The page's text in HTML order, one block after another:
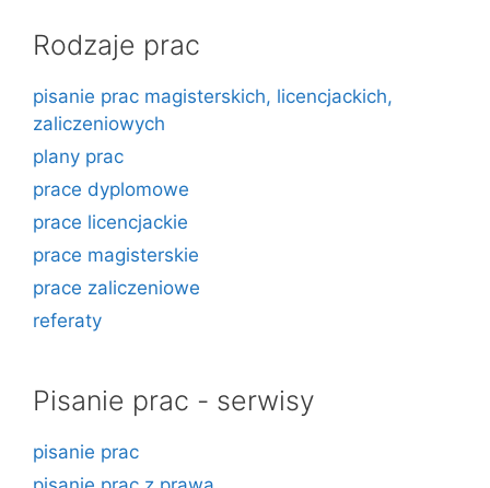
Rodzaje prac
pisanie prac magisterskich, licencjackich,
zaliczeniowych
plany prac
prace dyplomowe
prace licencjackie
prace magisterskie
prace zaliczeniowe
referaty
Pisanie prac - serwisy
pisanie prac